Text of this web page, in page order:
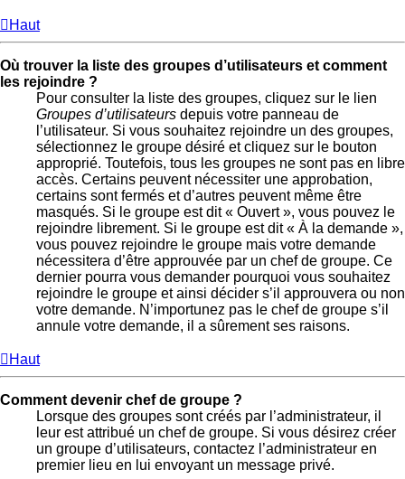
Haut
Où trouver la liste des groupes d’utilisateurs et comment
les rejoindre ?
Pour consulter la liste des groupes, cliquez sur le lien
Groupes d’utilisateurs depuis votre panneau de
l’utilisateur. Si vous souhaitez rejoindre un des groupes,
sélectionnez le groupe désiré et cliquez sur le bouton
approprié. Toutefois, tous les groupes ne sont pas en libre
accès. Certains peuvent nécessiter une approbation,
certains sont fermés et d’autres peuvent même être
masqués. Si le groupe est dit « Ouvert », vous pouvez le
rejoindre librement. Si le groupe est dit « À la demande »,
vous pouvez rejoindre le groupe mais votre demande
nécessitera d’être approuvée par un chef de groupe. Ce
dernier pourra vous demander pourquoi vous souhaitez
rejoindre le groupe et ainsi décider s’il approuvera ou non
votre demande. N’importunez pas le chef de groupe s’il
annule votre demande, il a sûrement ses raisons.
Haut
Comment devenir chef de groupe ?
Lorsque des groupes sont créés par l’administrateur, il
leur est attribué un chef de groupe. Si vous désirez créer
un groupe d’utilisateurs, contactez l’administrateur en
premier lieu en lui envoyant un message privé.